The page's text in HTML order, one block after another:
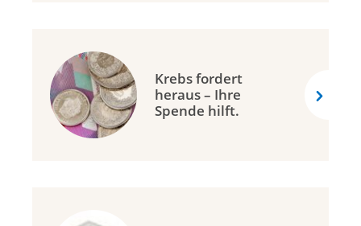
Krebs fordert
heraus – Ihre
Spende hilft.